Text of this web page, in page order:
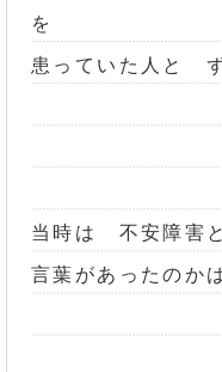
を
患っていた人と
当時は 不安障害
言葉があったのか